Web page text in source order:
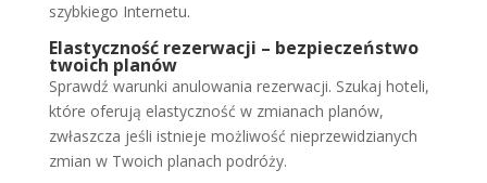
szybkiego Internetu.
Elastyczność rezerwacji – bezpieczeństwo
twoich planów
Sprawdź warunki anulowania rezerwacji. Szukaj hoteli,
które oferują elastyczność w zmianach planów,
zwłaszcza jeśli istnieje możliwość nieprzewidzianych
zmian w Twoich planach podróży.